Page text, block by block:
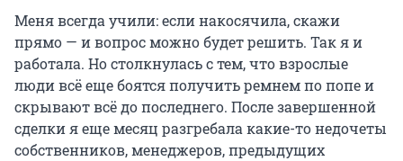
Меня всегда учили: если накосячила, скажи
прямо — и вопрос можно будет решить. Так я и
работала. Но столкнулась с тем, что взрослые
люди всё еще боятся получить ремнем по попе и
скрывают всё до последнего. После завершенной
сделки я еще месяц разгребала какие-то недочеты
собственников, менеджеров, предыдущих